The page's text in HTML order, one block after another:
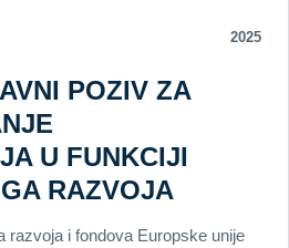
2025
POZIV ZA
U FUNKCIJI
RAZVOJA
razvoja i fondova Europske unije